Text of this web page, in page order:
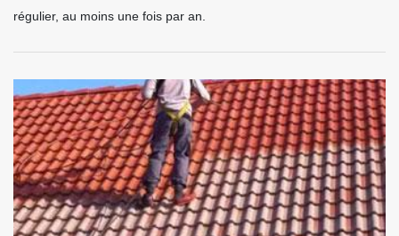
régulier, au moins une fois par an.